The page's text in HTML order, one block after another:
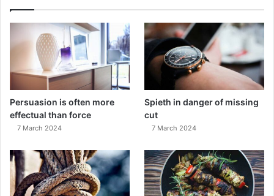
Persuasion is often more
effectual than force
7 March 2024
Spieth in danger of missing
cut
7 March 2024